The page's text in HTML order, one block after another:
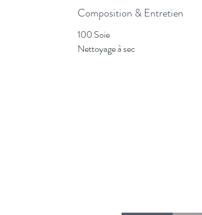
Composition & Entretien
100 Soie
Nettoyage à sec